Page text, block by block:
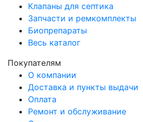
Клапаны для септика
Запчасти и ремкомплекты
Биопрепараты
Весь каталог
Покупателям
О компании
Доставка и пункты выдачи
Оплата
Ремонт и обслуживание